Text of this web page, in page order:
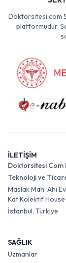
Doktorsitesi.com
platformudur.
İLETİŞİM
Doktorsitesi Com
Teknoloji ve
Maslak Mah. Ahi
Kat Kolektif House
İstanbul, Türkiye
SAĞLIK
Uzmanlar